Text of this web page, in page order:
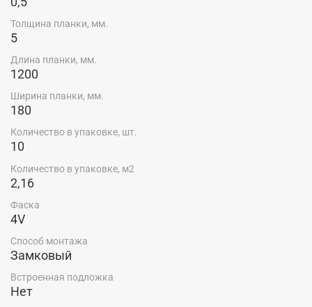
Купить SPC ламинат CronaFloor Grand Sequoia Дуб
Каменный XJ1053-8 по низкой цене производителя в г.
Красноярске можно в салоне-магазине "Ярдеко".
Толщина планки, мм.
5
Длина планки, мм.
1200
Ширина планки, мм.
180
Количество в упаковке, шт.
10
Количество в упаковке, м2
2,16
Фаска
4V
Способ монтажа
Замковый
Встроенная подложка
Нет